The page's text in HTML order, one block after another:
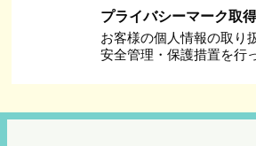
プライバシーマーク取
お客様の個人情報の取り
安全管理・保護措置を行